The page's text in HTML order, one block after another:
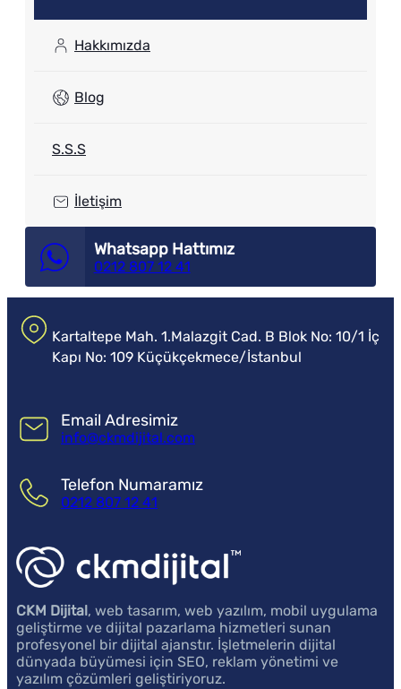
Hakkımızda
Blog
S.S.S
İletişim
Whatsapp Hattımız
0212 807 12 41
Kartaltepe Mah. 1.Malazgit Cad. B Blok No: 10/1 İç
Kapı No: 109 Küçükçekmece/İstanbul
Email Adresimiz
info@ckmdijital.com
Telefon Numaramız
0212 807 12 41
CKM Dijital , web tasarım, web yazılım, mobil uygulama
geliştirme ve dijital pazarlama hizmetleri sunan
profesyonel bir dijital ajanstır. İşletmelerin dijital
dünyada büyümesi için SEO, reklam yönetimi ve
yazılım çözümleri geliştiriyoruz.